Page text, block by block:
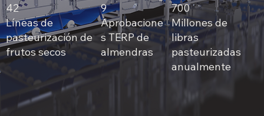
42
Líneas de
pasteurización de
frutos secos
9
Aprobacione
s TERP de
almendras
700
Millones de
libras
pasteurizadas
anualmente